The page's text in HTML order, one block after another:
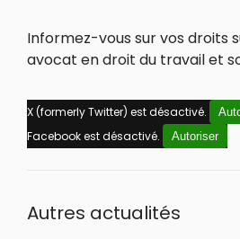
Informez-vous sur vos droits
avocat en droit du travail et
X (formerly Twitter) est désactivé.
Facebook est désactivé. Autoriser
Autres actualités